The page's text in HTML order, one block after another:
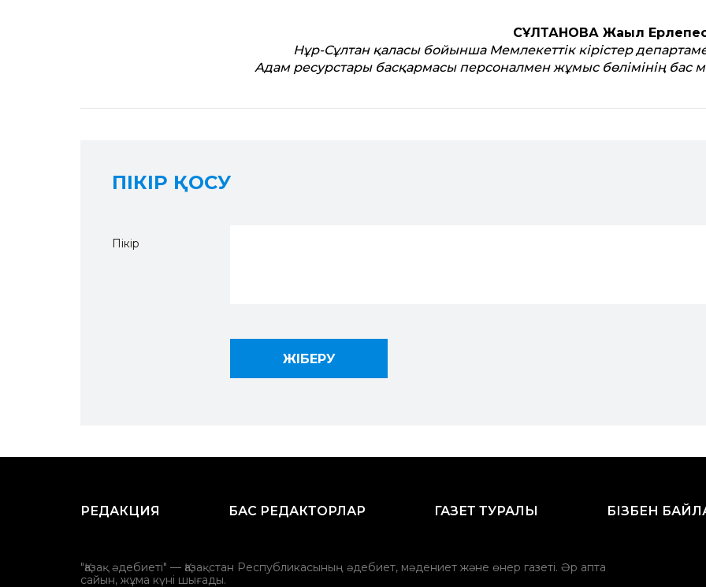
СҰЛТАНОВА Жаңыл
Нұр-Сұлтан қаласы бойынша Мемлекеттік кірістер
Адам ресурстары басқармасы персоналмен жұмыс бөлімінің бас
ПІКІР ҚОСУ
Пікір
РЕДАКЦИЯ БАС РЕДАКТОРЛАР ГАЗЕТ ТУРАЛЫ БІЗБЕН
"Қазақ әдебиеті" — Қазақстан Республикасының әдебиет, мәдениет және өнер газеті. Әр апта
сайын, жұма күні шығады.